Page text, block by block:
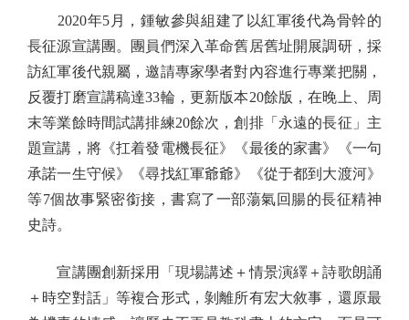
2020年5月，鍾敏參與組建了以紅軍後代為骨幹的
長征源宣講團。團員們深入革命舊居舊址開展調研，採
訪紅軍後代親屬，邀請專家學者對內容進行專業把關，
反覆打磨宣講稿達33輪，更新版本20餘版，在晚上、周
末等業餘時間試講排練20餘次，創排「永遠的長征」主
題宣講，將《扛着發電機長征》《最後的家書》《一句
承諾一生守候》《尋找紅軍爺爺》《從于都到大渡河》
等7個故事緊密銜接，書寫了一部蕩氣回腸的長征精神
史詩。
宣講團創新採用「現場講述＋情景演繹＋詩歌朗誦
＋時空對話」等複合形式，剝離所有宏大敘事，還原最